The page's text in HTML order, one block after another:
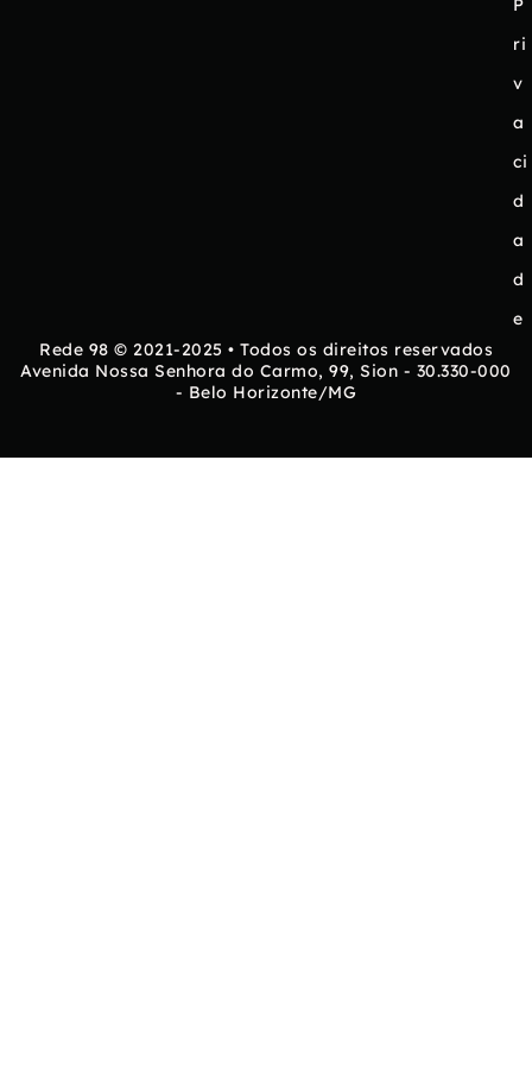
P
ri
v
a
ci
d
a
d
e
Rede 98 © 2021-2025 • Todos os direitos reservados
Avenida Nossa Senhora do Carmo, 99, Sion - 30.330-000
- Belo Horizonte/MG